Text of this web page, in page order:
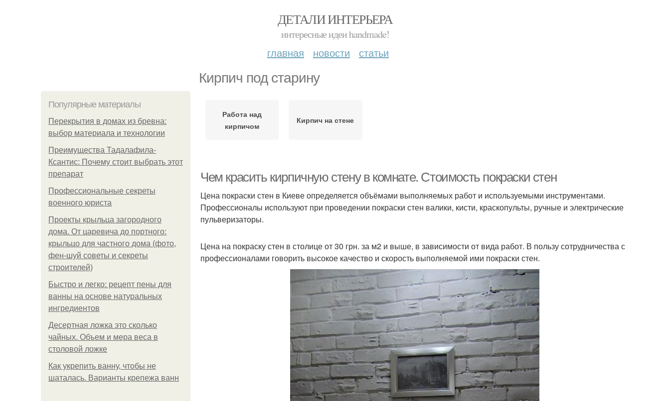
ДЕТАЛИ ИНТЕРЬЕРА
интересные идеи handmade!
главная новости статьи
Кирпич под старину
Популярные материалы
Перекрытия в домах из бревна:
выбор материала и технологии
Преимущества Тадалафила-
Ксантис: Почему стоит выбрать этот
препарат
Профессиональные секреты
военного юриста
Проекты крыльца загородного
дома. От царевича до портного:
крыльцо для частного дома (фото,
фен-шуй советы и секреты
строителей)
Быстро и легко: рецепт пены для
ванны на основе натуральных
ингредиентов
Десертная ложка это сколько
чайных. Объем и мера веса в
столовой ложке
Как укрепить ванну, чтобы не
шаталась. Варианты крепежа ванн
Работа над
кирпичом
Кирпич на стене
Чем красить кирпичную стену в комнате. Стоимость покраски стен
Цена покраски стен в Киеве определяется объёмами выполняемых работ и используемыми инструментами.
Профессионалы используют при проведении покраски стен валики, кисти, краскопульты, ручные и электрические
пульверизаторы.
Цена на покраску стен в столице от 30 грн. за м2 и выше, в зависимости от вида работ. В пользу сотрудничества с
профессионалами говорить высокое качество и скорость выполняемой ими покраски стен.